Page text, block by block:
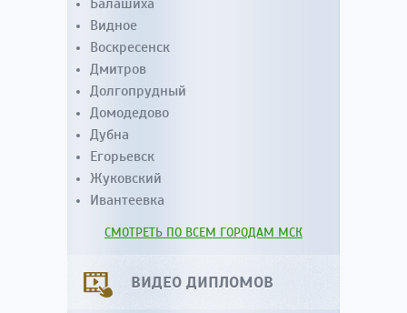
Балашиха
Видное
Воскресенск
Дмитров
Долгопрудный
Домодедово
Дубна
Егорьевск
Жуковский
Ивантеевка
СМОТРЕТЬ ПО ВСЕМ ГОРОДАМ МСК
ВИДЕО ДИПЛОМОВ